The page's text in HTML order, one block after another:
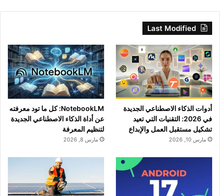
Last Modified
أدوات الذكاء الاصطناعي الجديدة
في 2026: التقنيات التي تعيد
تشكيل مستقبل العمل والإبداع
مارس 10, 2026
NotebookLM: كل ما تود معرفته
عن أداة الذكاء الاصطناعي الجديدة
لتنظيم المعرفة
مارس 8, 2026